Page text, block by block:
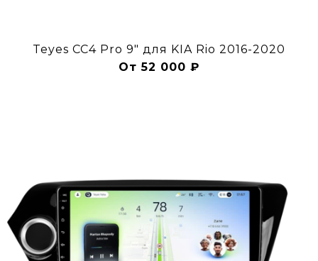
Teyes CC4 Pro 9" для KIA Rio 2016-2020
От 52 000 ₽